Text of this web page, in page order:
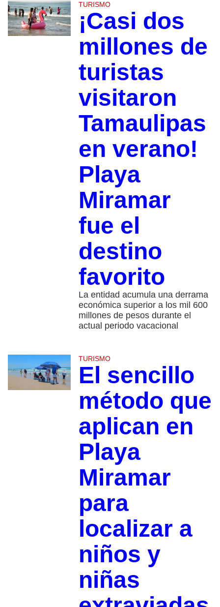
TURISMO
¡Casi dos
millones de
turistas
visitaron
Tamaulipas
en verano!
Playa
Miramar
fue el
destino
favorito
La entidad acumula una derrama
económica superior a los mil 600
millones de pesos durante el
actual periodo vacacional
TURISMO
El sencillo
método que
aplican en
Playa
Miramar
para
localizar a
niños y
niñas